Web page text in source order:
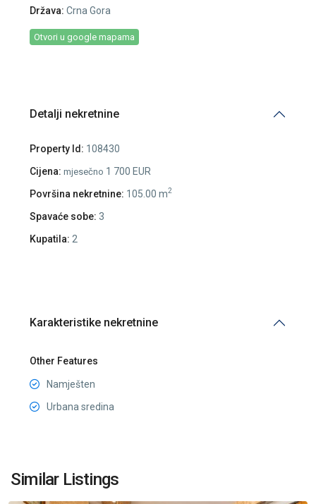
Država: Crna Gora
Otvori u google mapama
Detalji nekretnine
Property Id: 108430
Cijena: mjesečno 1 700 EUR
Površina nekretnine: 105.00 m2
Spavaće sobe: 3
Kupatila: 2
Karakteristike nekretnine
Other Features
Namješten
Urbana sredina
Similar Listings
Podgorica,
Podgorica